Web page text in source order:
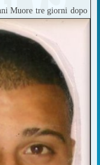
Muore tre giorni dopo